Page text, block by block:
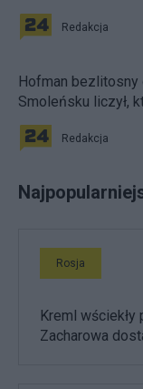
Redakcja
Hofman bezlitosny
Smoleńsku liczył,
Redakcja
Rosja
Kreml
Zacharowa